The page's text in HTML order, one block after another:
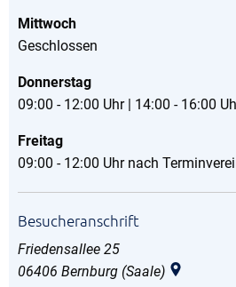
Mittwoch
Geschlossen
Donnerstag
09:00 - 12:00 Uhr | 14:00 - 16:00
Freitag
09:00 - 12:00 Uhr nach
Besucheranschrift
Friedensallee 25
06406 Bernburg (Saale)